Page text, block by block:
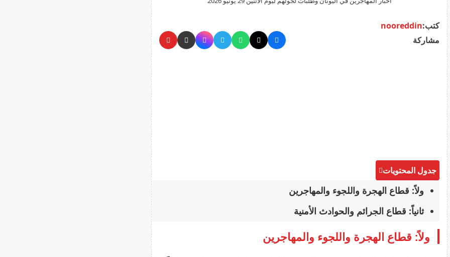
كتب:nooreddin
مشاركة
جدول المحتويات
ولاً: قطاع الهجرة واللجوء والمهاجرين
ثانياً: قطاع الجرائم والحوادث الأمنية
ولاً: قطاع الهجرة واللجوء والمهاجرين